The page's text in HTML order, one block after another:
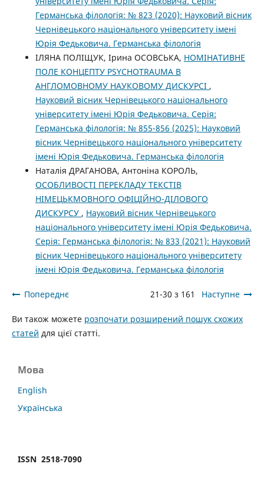
Германська філологія: № 823 (2020): Науковий вісник
Чернівецького національного університету імені
Юрія Федьковича. Германська філологія
ІЛЯНА ПОЛІЩУК, Ірина ОСОВСЬКА, НОМІНАТИВНЕ
ПОЛЕ КОНЦЕПТУ PSYCHOTRAUMA В
АНГЛОМОВНОМУ НАУКОВОМУ ДИСКУРСІ ,
Науковий вісник Чернівецького національного
університету імені Юрія Федьковича. Серія:
Германська філологія: № 855-856 (2025): Науковий
вісник Чернівецького національного університету
імені Юрія Федьковича. Германська філологія
Наталія ДРАГАНОВА, Антоніна КОРОЛЬ,
ОСОБЛИВОСТІ ПЕРЕКЛАДУ ТЕКСТІВ
НІМЕЦЬКМОВНОГО ОФІЦІЙНО-ДІЛОВОГО
ДИСКУРСУ , Науковий вісник Чернівецького
національного університету імені Юрія Федьковича.
Серія: Германська філологія: № 833 (2021): Науковий
вісник Чернівецького національного університету
імені Юрія Федьковича. Германська філологія
Попереднє 21-30 з 161 Наступне
Ви також можете розпочати розширений пошук схожих
статей для цієї статті.
Мова
English
Українська
ISSN 2518-7090